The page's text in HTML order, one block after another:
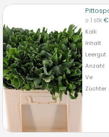
≥ 1 stk
Kolli
Inhalt
Leergut
Anzahl
Ve
Züchter
U moet ingelogd zijn
bitte anmelden